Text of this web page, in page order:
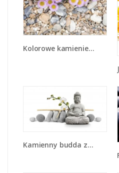
Kolorowe kamienie czy małe kwiatuszki - K146
Kamienny budda z kwiatem - K610